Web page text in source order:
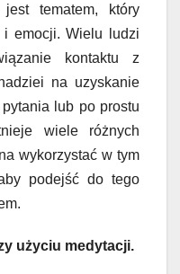
tematem, który
emocji. Wielu ludzi
kontaktu z
na uzyskanie
lub po prostu
wiele różnych
wykorzystać w tym
podejść do tego
użyciu medytacji.